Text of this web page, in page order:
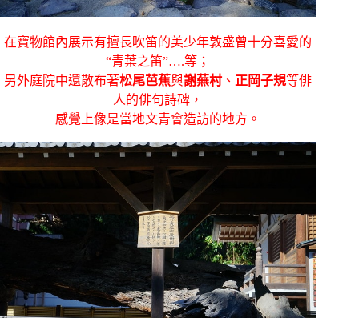
在寶物館內展示有擅長吹笛的美少年敦盛曾十分喜愛的
“青葉之笛”….等；
另外庭院中還散布著松尾芭蕉與謝蕪村、 正岡子規等俳
人的俳句詩碑，
感覺上像是當地文青會造訪的地方。